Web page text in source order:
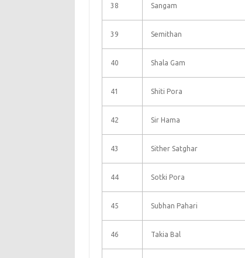
38 Sangam
39 Semithan
40 Shala Gam
41 Shiti Pora
42 Sir Hama
43 Sither Satghar
44 Sotki Pora
45 Subhan Pahari
46 Takia Bal